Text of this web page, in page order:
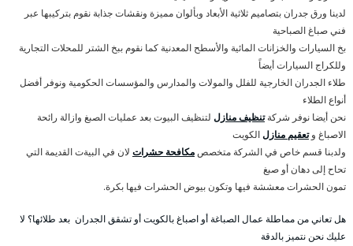
لدينا ورق جدران بتصاميم ثلاثية الأبعاد وبألوان مميزة ونقشات جذابة نقوم بتركيبها عبر
فني صباغ الصباحية
بخ السيارات والخزانات المائية والأسطح المعدنية كما نقوم ببخ الشتر للمحلات التجارية
وللكراج السيارات أيضاً
طلاء الجدران الخارجية للفلل والمولات والمدارس والمؤسسات الحكومية ونوفر أفضل
أنواع الطلاء
نحن أيضا نوفر شركةتنظيف منازل لتنظيف البيوت بعد عمليات الصبغ وازالة رائحة
الاصباغ وتعقيم منازلالكويت
ولدبنا قسم خاص في الشركة متخصصمكافحة حشرات لان في البيةت القديمة التي
تحاح إلى دهان أو صبغ
تمون الحشرات معششة فيها وتكون بيوض الحشرات فيها بكرة.
هل تعاني من مماطلة عمال الصباغة أو اصباغ بالكويت أو تشقق الجدران بعد طلائها؟ لا
عليك نحن نتميز بالدقة